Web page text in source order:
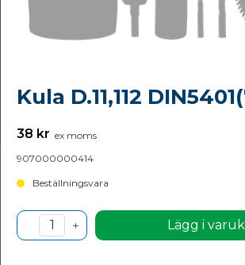
Kula D.11,112
38 kr ex moms
907000000414
Beställningsvara
Lägg i